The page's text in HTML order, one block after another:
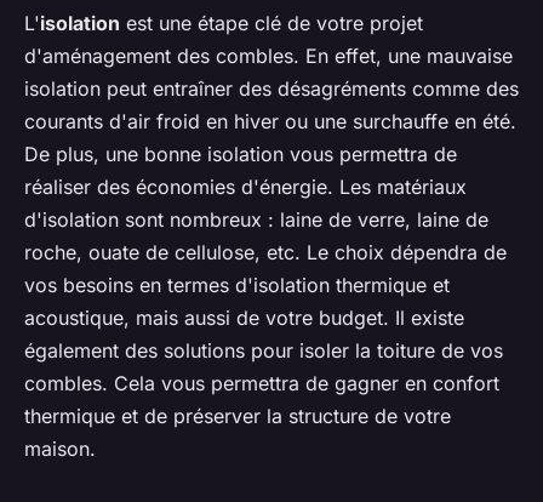
L'isolation est une étape clé de votre projet
d'aménagement des combles. En effet, une mauvaise
isolation peut entraîner des désagréments comme des
courants d'air froid en hiver ou une surchauffe en été.
De plus, une bonne isolation vous permettra de
réaliser des économies d'énergie. Les matériaux
d'isolation sont nombreux : laine de verre, laine de
roche, ouate de cellulose, etc. Le choix dépendra de
vos besoins en termes d'isolation thermique et
acoustique, mais aussi de votre budget. Il existe
également des solutions pour isoler la toiture de vos
combles. Cela vous permettra de gagner en confort
thermique et de préserver la structure de votre
maison.